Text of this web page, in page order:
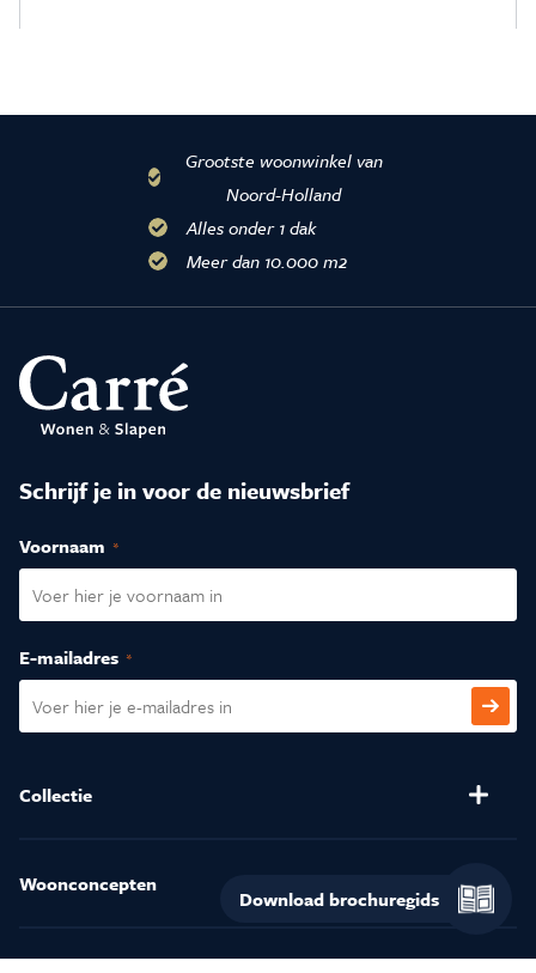
Download
Grootste woonwinkel van
Noord-Holland
Alles onder 1 dak
Meer dan 10.000 m2
Schrijf je in voor de nieuwsbrief
Voornaam (Vereist)
E-mailadres (Vereist)
Collectie
Woonconcepten